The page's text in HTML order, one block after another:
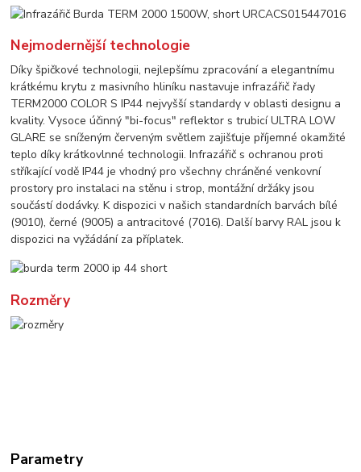
Nejmodernější technologie
Díky špičkové technologii, nejlepšímu zpracování a elegantnímu
krátkému krytu z masivního hliníku nastavuje infrazářič řady
TERM2000 COLOR S IP44 nejvyšší standardy v oblasti designu a
kvality. Vysoce účinný "bi-focus" reflektor s trubicí ULTRA LOW
GLARE se sníženým červeným světlem zajišťuje příjemné okamžité
teplo díky krátkovlnné technologii. Infrazářič s ochranou proti
stříkající vodě IP44 je vhodný pro všechny chráněné venkovní
prostory pro instalaci na stěnu i strop, montážní držáky jsou
součástí dodávky. K dispozici v našich standardních barvách bílé
(9010), černé (9005) a antracitové (7016). Další barvy RAL jsou k
dispozici na vyžádání za příplatek.
Rozměry
Parametry